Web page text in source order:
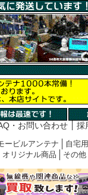
・お問い合わせ 採
ービルアンテナ 自宅
オリジナル商品 その他